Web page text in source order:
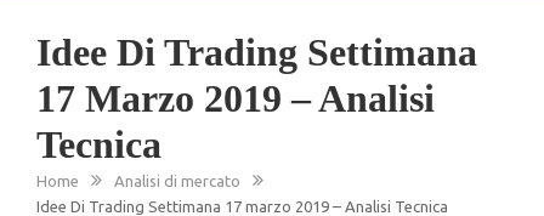
Idee Di Trading Settimana
17 Marzo 2019 – Analisi
Tecnica
Home
Analisi di mercato
Idee Di Trading Settimana 17 marzo 2019 – Analisi Tecnica